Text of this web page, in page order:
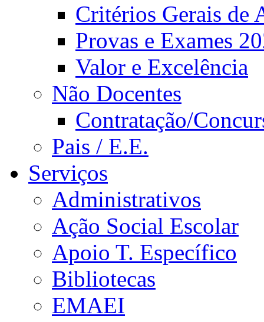
Critérios Gerais de
Provas e Exames
Valor e Excelência
Não Docentes
Contratação/
Pais / E.E.
Serviços
Administrativos
Ação Social Escolar
Apoio T. Específico
Bibliotecas
EMAEI